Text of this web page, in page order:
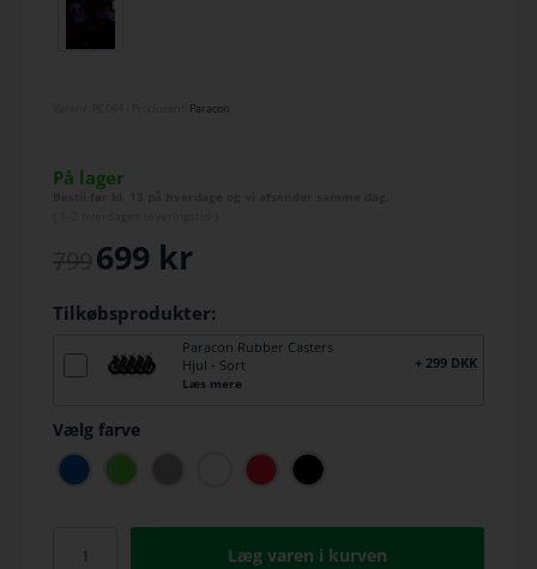
Paracon
På lager
699 kr
Tilkøbsprodukter:
Paracon Rubber Casters
Hjul - Sort
Læs mere
+ 299 DKK
Vælg farve
Læg varen i kurven